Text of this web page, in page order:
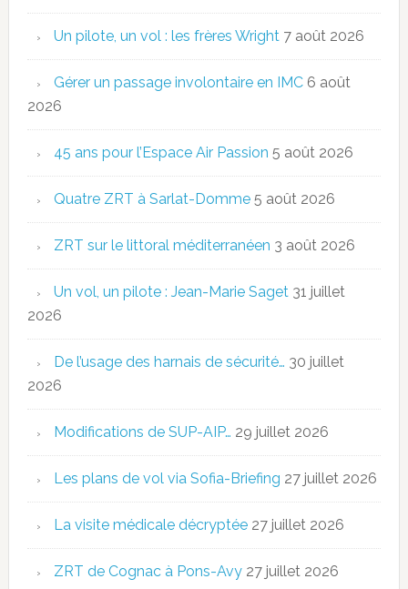
Un pilote, un vol : les frères Wright 7 août 2026
Gérer un passage involontaire en IMC 6 août
2026
45 ans pour l’Espace Air Passion 5 août 2026
Quatre ZRT à Sarlat-Domme 5 août 2026
ZRT sur le littoral méditerranéen 3 août 2026
Un vol, un pilote : Jean-Marie Saget 31 juillet
2026
De l’usage des harnais de sécurité… 30 juillet
2026
Modifications de SUP-AIP… 29 juillet 2026
Les plans de vol via Sofia-Briefing 27 juillet 2026
La visite médicale décryptée 27 juillet 2026
ZRT de Cognac à Pons-Avy 27 juillet 2026